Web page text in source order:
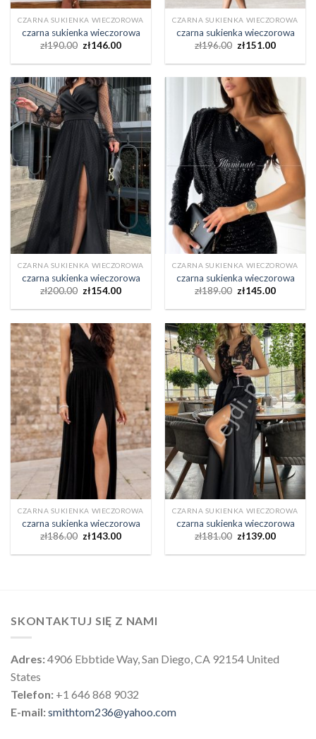
CZARNA SUKIENKA WIECZOROWA
czarna sukienka wieczorowa
zł190.00 zł146.00
CZARNA SUKIENKA WIECZOROWA
czarna sukienka wieczorowa
zł196.00 zł151.00
CZARNA SUKIENKA WIECZOROWA
czarna sukienka wieczorowa
zł200.00 zł154.00
CZARNA SUKIENKA WIECZOROWA
czarna sukienka wieczorowa
zł189.00 zł145.00
CZARNA SUKIENKA WIECZOROWA
czarna sukienka wieczorowa
zł186.00 zł143.00
CZARNA SUKIENKA WIECZOROWA
czarna sukienka wieczorowa
zł181.00 zł139.00
SKONTAKTUJ SIĘ Z NAMI
Adres:4906 Ebbtide Way, San Diego, CA 92154 United
States
Telefon: +1 646 868 9032
E-mail:smithtom236@yahoo.com